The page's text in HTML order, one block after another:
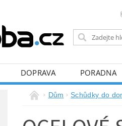
DOPRAVA PORADNA
Dům Schůdky do